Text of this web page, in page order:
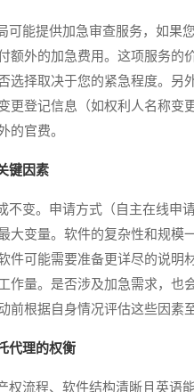
能提供加急审查服务，如果
额外的加急费用。这项服务的
选择取决于您的紧急程度。另
更登记信息（如权利人名称变
的官费。
键因素
变。申请方式（自主在线申
大变量。软件的复杂性和规模
件可能需要准备更详尽的说明
作量。是否涉及加急需求，也
前根据自身情况评估这些因素
代理的权衡
流程、软件结构清晰且英语